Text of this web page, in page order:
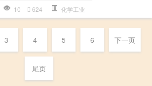
10 624 化学工业
3 4 5 6 下一页
尾页